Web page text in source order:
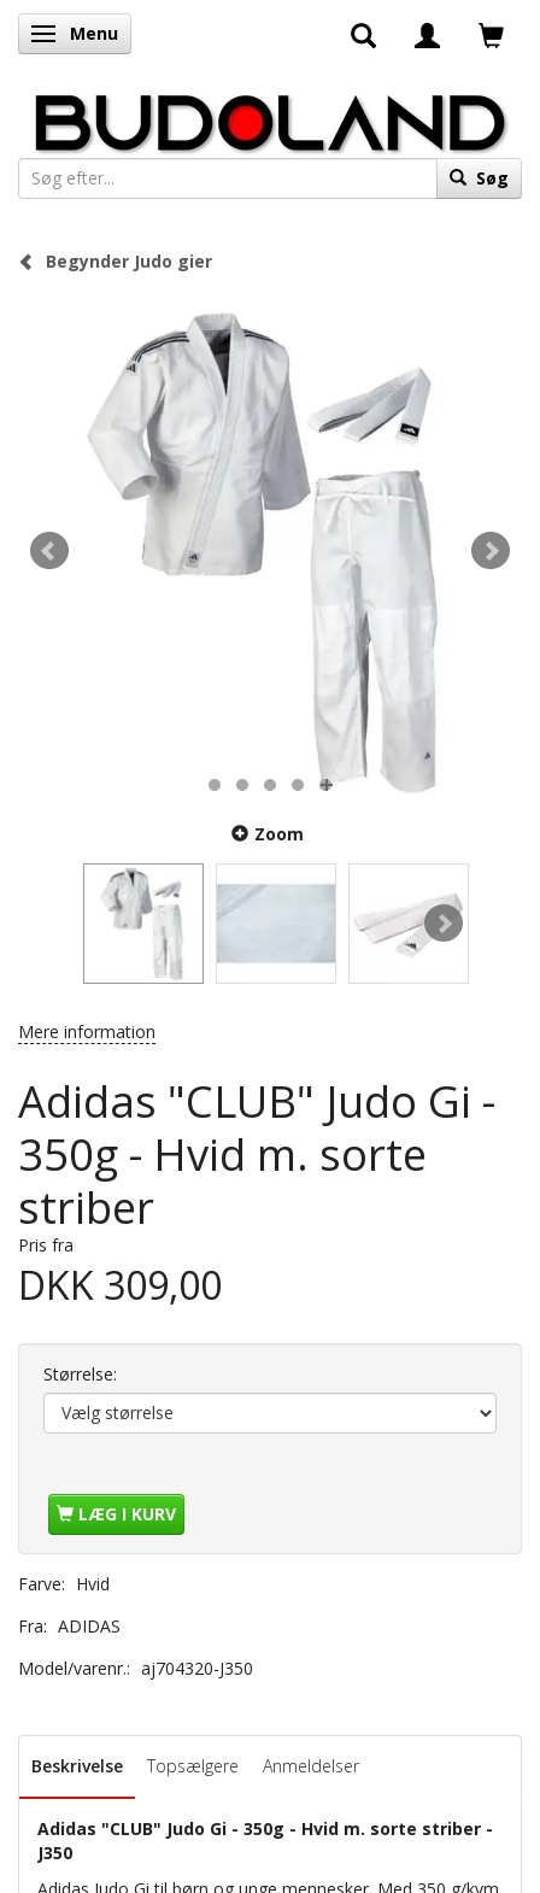
Skifte navigation
Menu
Søg
Begynder Judo gier
Zoom
Mere information
Adidas "CLUB" Judo Gi -
350g - Hvid m. sorte
striber
Pris fra
DKK 309,00
Størrelse:
LÆG I KURV
Farve: Hvid
Fra: ADIDAS
Model/varenr.: aj704320-J350
Beskrivelse Topsælgere Anmeldelser
Adidas "CLUB" Judo Gi - 350g - Hvid m. sorte striber -
J350